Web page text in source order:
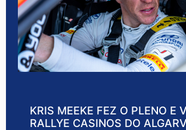
KRIS MEEKE FEZ O PLENO E
RALLYE CASINOS DO